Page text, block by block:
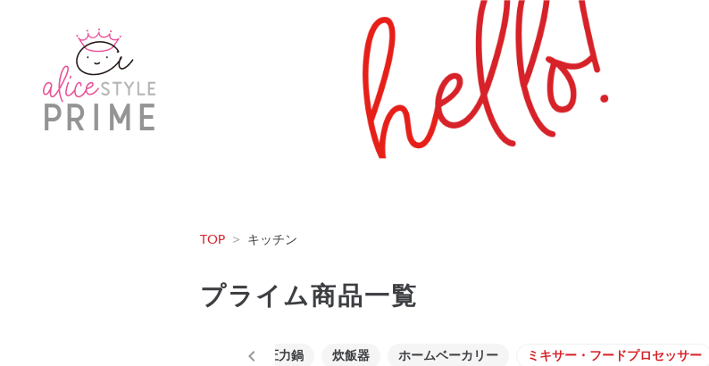
TOP > キッチン
プライム商品一覧
無水鍋・圧力鍋 炊飯器 ホームベーカリー ミキサー・フードプロセッサー